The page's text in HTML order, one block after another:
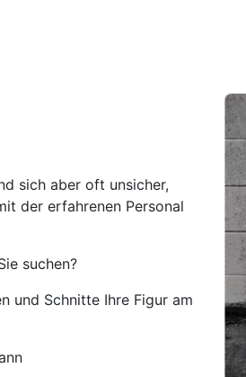
sich aber oft unsicher,
der erfahrenen Personal
suchen?
und Schnitte Ihre Figur am